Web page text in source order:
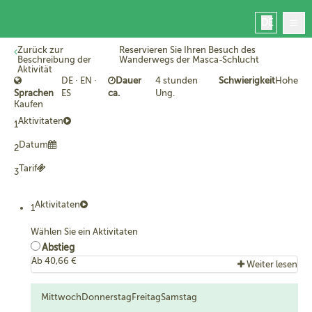
DE
Zurück zur
Beschreibung der
Aktivität
Reservieren Sie Ihren Besuch des
Wanderwegs der Masca-Schlucht
Sprachen
DE · EN ·
ES
Dauer
ca.
4 stunden
Ung.
SchwierigkeitHohe
Kaufen
1Aktivitaten
2Datum
3Tarif
1Aktivitaten
Wählen Sie ein Aktivitaten
Abstieg
Ab 40,66 €
Weiter lesen
Reservierung eines konkreten Tages und einer Uhrzeit für
Mittwoch Donnerstag FreitagSamstag